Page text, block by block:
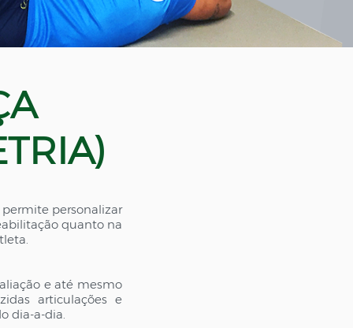
personalizar
quanto na
e até mesmo
articulações e
dia-a-dia.